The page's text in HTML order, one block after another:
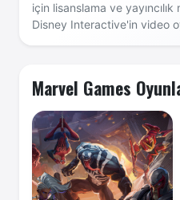
için lisanslama ve
Disney Interactive'in video
Marvel Games